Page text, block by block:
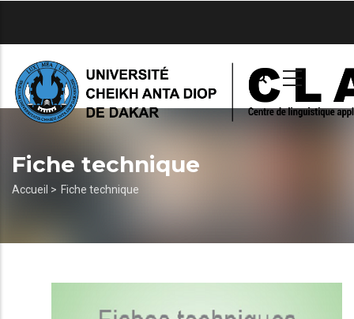
principal
Fiche technique
Fil
Accueil > Fiche technique